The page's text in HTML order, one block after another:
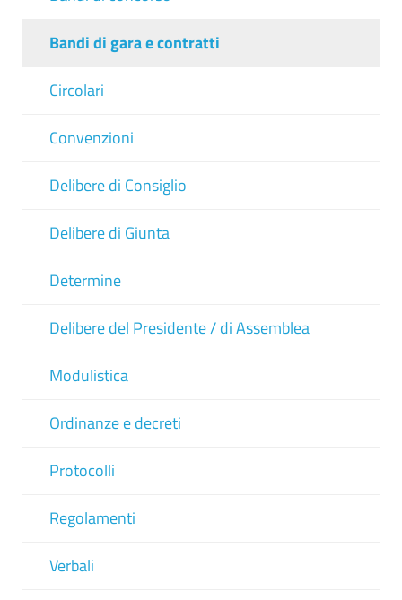
Bandi di gara e contratti
Circolari
Convenzioni
Delibere di Consiglio
Delibere di Giunta
Determine
Delibere del Presidente / di Assemblea
Modulistica
Ordinanze e decreti
Protocolli
Regolamenti
Verbali